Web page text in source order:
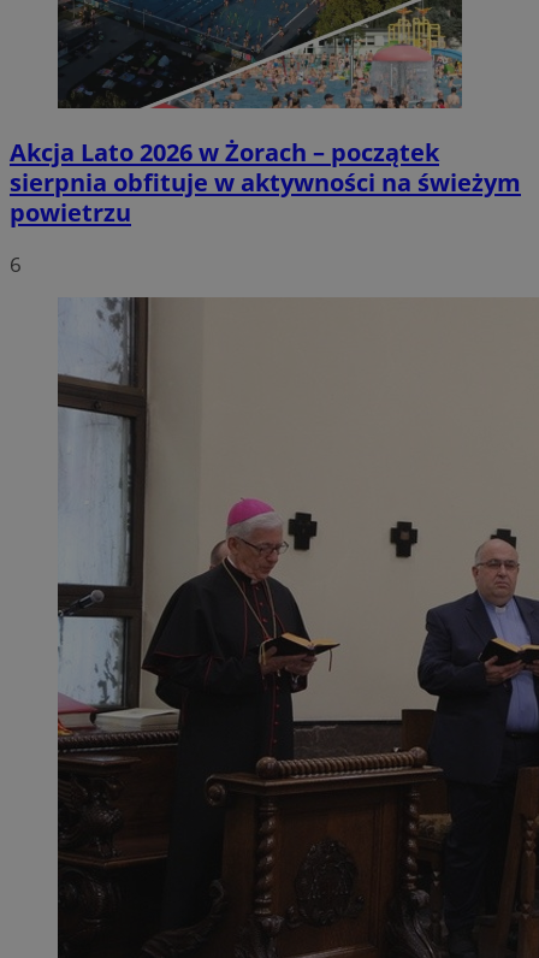
Akcja Lato 2026 w Żorach – początek
sierpnia obfituje w aktywności na świeżym
powietrzu
6